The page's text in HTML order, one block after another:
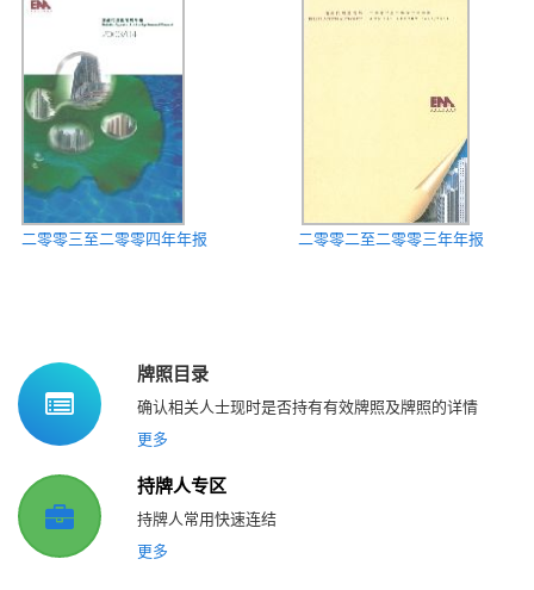
二零零三至二零零四年年报 二零零二至二零零三年年报
牌照目录
确认相关人士现时是否持有有效牌照及牌照的详情
更多
持牌人专区
持牌人常用快速连结
更多